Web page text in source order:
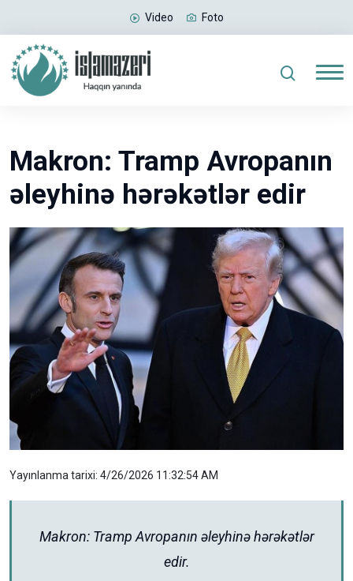
Video Foto
Makron: Tramp Avropanın
əleyhinə hərəkətlər edir
Yayınlanma tarixi: 4/26/2026 11:32:54 AM
Makron: Tramp Avropanın əleyhinə hərəkətlər
edir.